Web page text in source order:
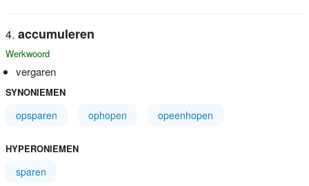
accumuleren
Werkwoord
vergaren
SYNONIEMEN
opsparen ophopen opeenhopen
HYPERONIEMEN
sparen